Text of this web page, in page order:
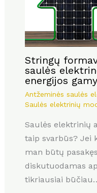
Stringų
saulės
energijos
Antžeminės saulės
Saulės elektrinių
Saulės elektrinių
taip svarbūs? Jei
man būtų
diskutuodamas
tikriausiai